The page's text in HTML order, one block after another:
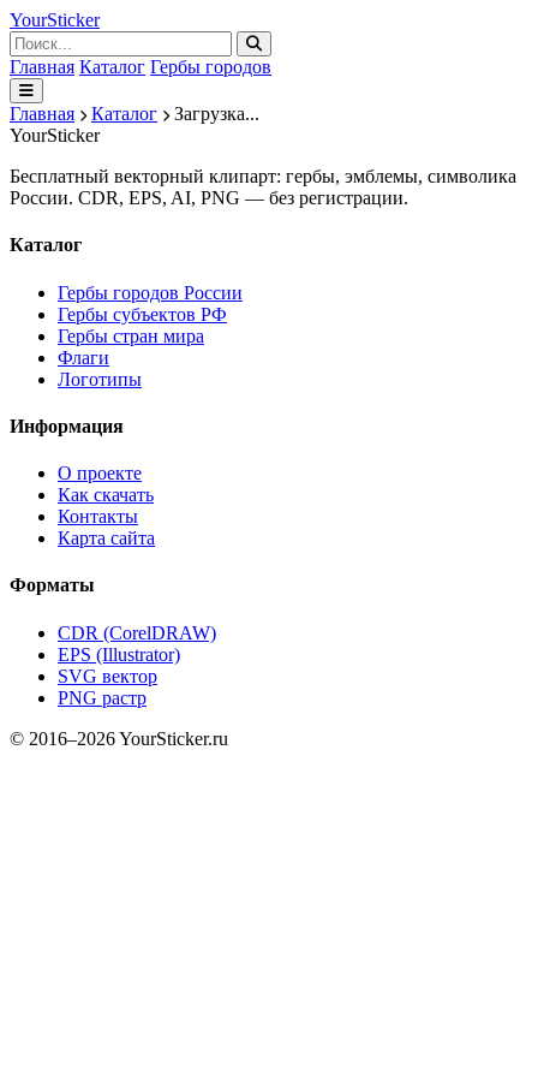
YourSticker
Главная Каталог Гербы городов
Главная Каталог
Загрузка...
YourSticker
Бесплатный векторный клипарт: гербы, эмблемы, символика
России. CDR, EPS, AI, PNG — без регистрации.
Каталог
Гербы городов России
Гербы субъектов РФ
Гербы стран мира
Флаги
Логотипы
Информация
О проекте
Как скачать
Контакты
Карта сайта
Форматы
CDR (CorelDRAW)
EPS (Illustrator)
SVG вектор
PNG растр
© 2016–2026 YourSticker.ru